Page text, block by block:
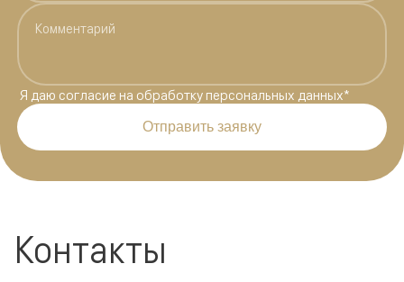
Я даю согласие на обработку персональных данных*
Отправить заявку
Контакты